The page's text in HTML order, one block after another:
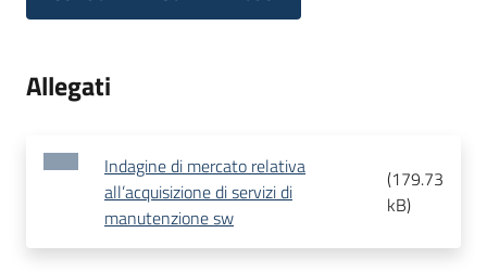
Allegati
Indagine di mercato relativa
all’acquisizione di servizi di
manutenzione sw
(179.73
kB)